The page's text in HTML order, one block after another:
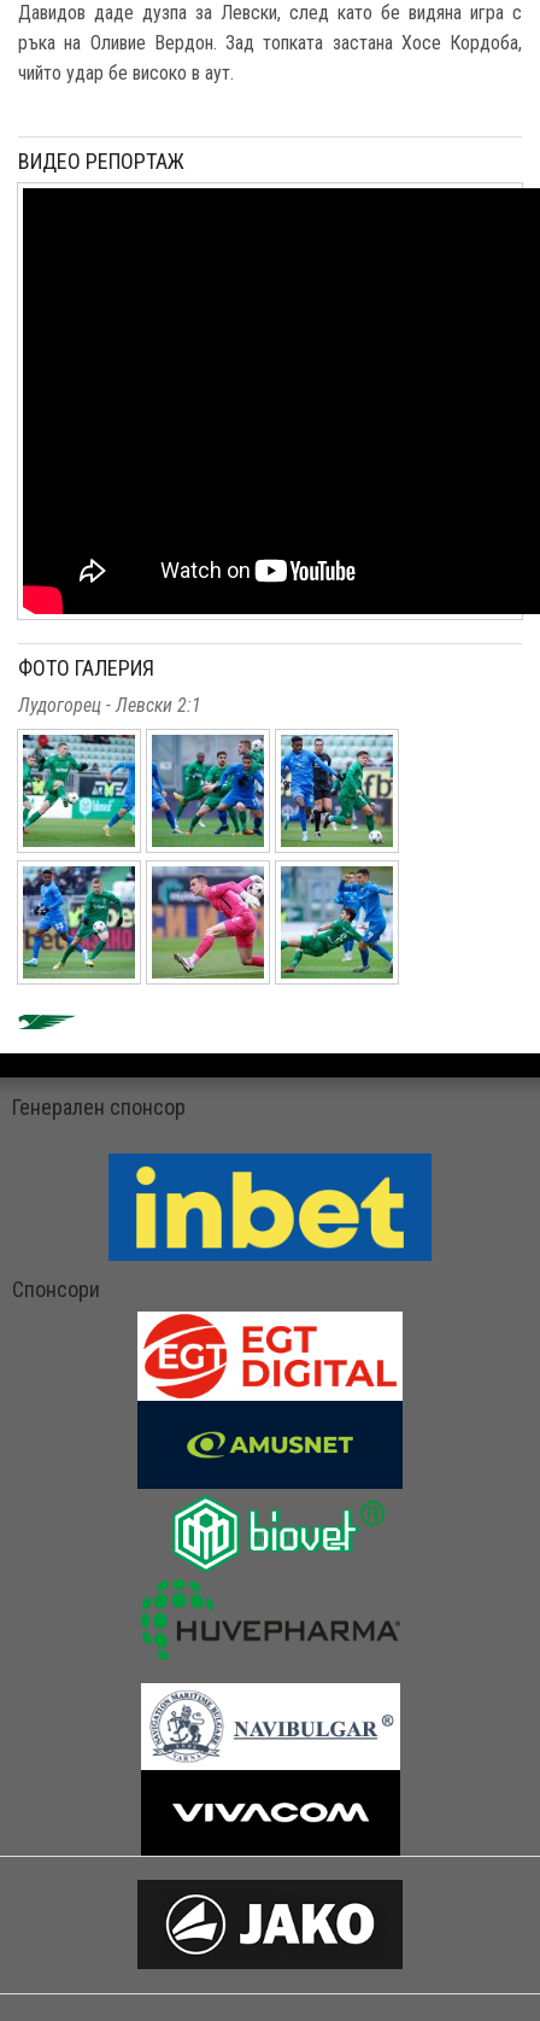
Давидов даде дузпа за Левски, след като бе видяна игра с
ръка на Оливие Вердон. Зад топката застана Хосе Кордоба,
чийто удар бе високо в аут.
ВИДЕО РЕПОРТАЖ
ФОТО ГАЛЕРИЯ
Лудогорец - Левски 2:1
Генерален спонсор
Спонсори